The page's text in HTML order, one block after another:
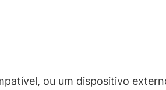
ou um dispositivo